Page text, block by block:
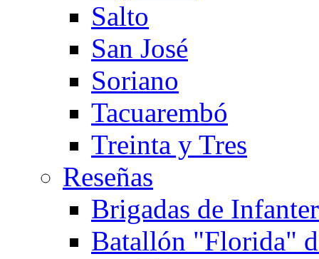
Salto
San José
Soriano
Tacuarembó
Treinta y Tres
Reseñas
Brigadas de
Batallón "Florida"